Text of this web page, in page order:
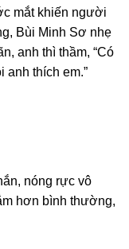
mắt khiến người
Bùi Minh Sơ nhẹ
anh thì thầm, “Có
anh thích em.”
nóng rực vô
hơn bình thường,